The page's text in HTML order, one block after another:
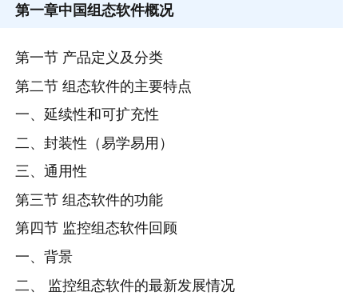
第一章中国组态软件概况
第一节 产品定义及分类
第二节 组态软件的主要特点
一、延续性和可扩充性
二、封装性（易学易用）
三、通用性
第三节 组态软件的功能
第四节 监控组态软件回顾
一、背景
二、 监控组态软件的最新发展情况